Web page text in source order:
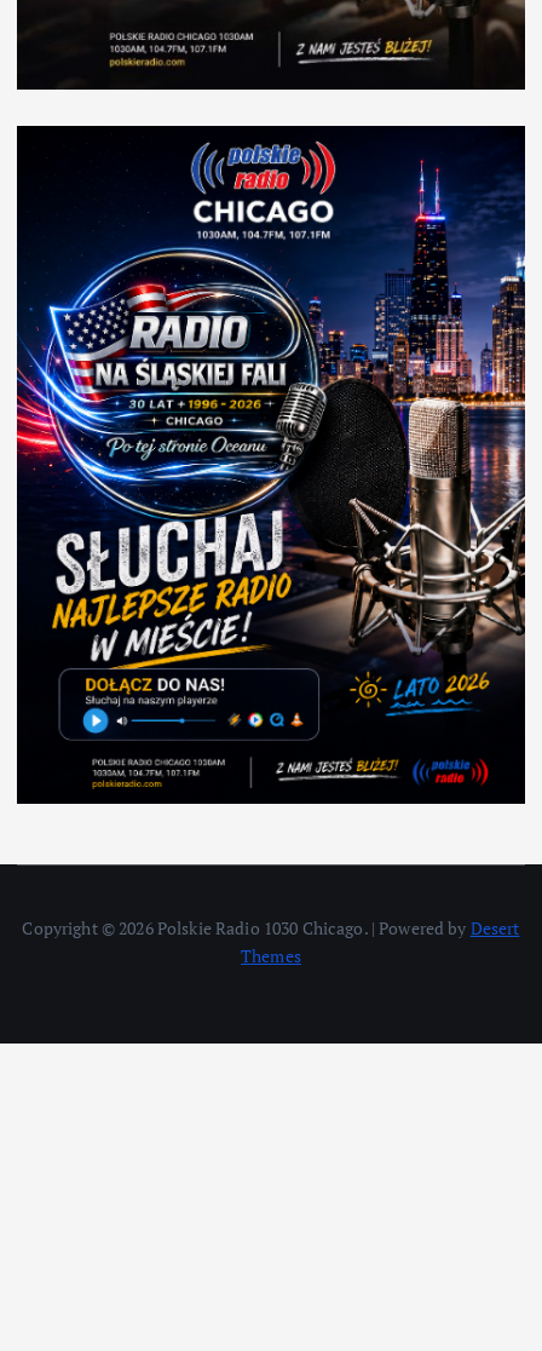
Copyright © 2026 Polskie Radio 1030 Chicago. | Powered by Desert
Themes